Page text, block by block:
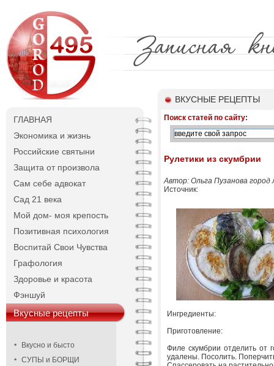
ГЛАВНАЯ
Экономика и жизнь
Российские святыни
Защита от произвола
Сам себе адвокат
Сад 21 века
Мой дом- моя крепость
Позитивная психология
Воспитай Свои Чувства
Графология
Здоровье и красота
Фэншуй
Вкусные рецепты
Вкусно и бысто
СУПЫ и БОРЩИ
ВКУСНЫЕ РЕЦЕПТЫ
Поиск статей по сайту:
Рулетики из скумбрии
Автор: Ольга Пузанова город
Источник:
Ингредиенты:
Приготовление:
Филе скумбрии отделить от
удалены. Посолить.